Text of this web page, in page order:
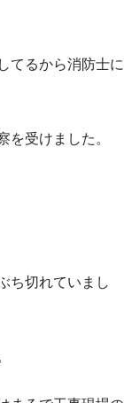
てるから消防士に
を受けました。
ち切れていまし